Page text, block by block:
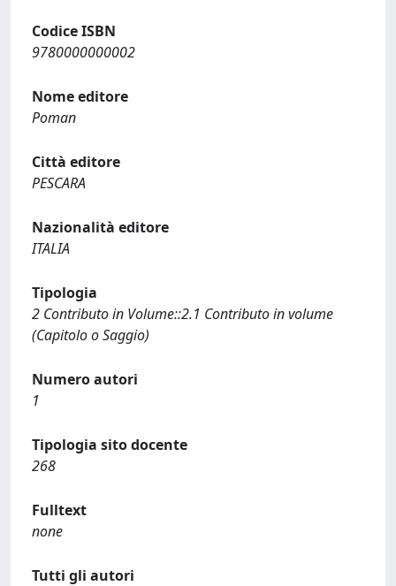
Codice ISBN
9780000000002
Nome editore
Poman
Città editore
PESCARA
Nazionalità editore
ITALIA
Tipologia
2 Contributo in Volume::2.1 Contributo in volume
(Capitolo o Saggio)
Numero autori
1
Tipologia sito docente
268
Fulltext
none
Tutti gli autori